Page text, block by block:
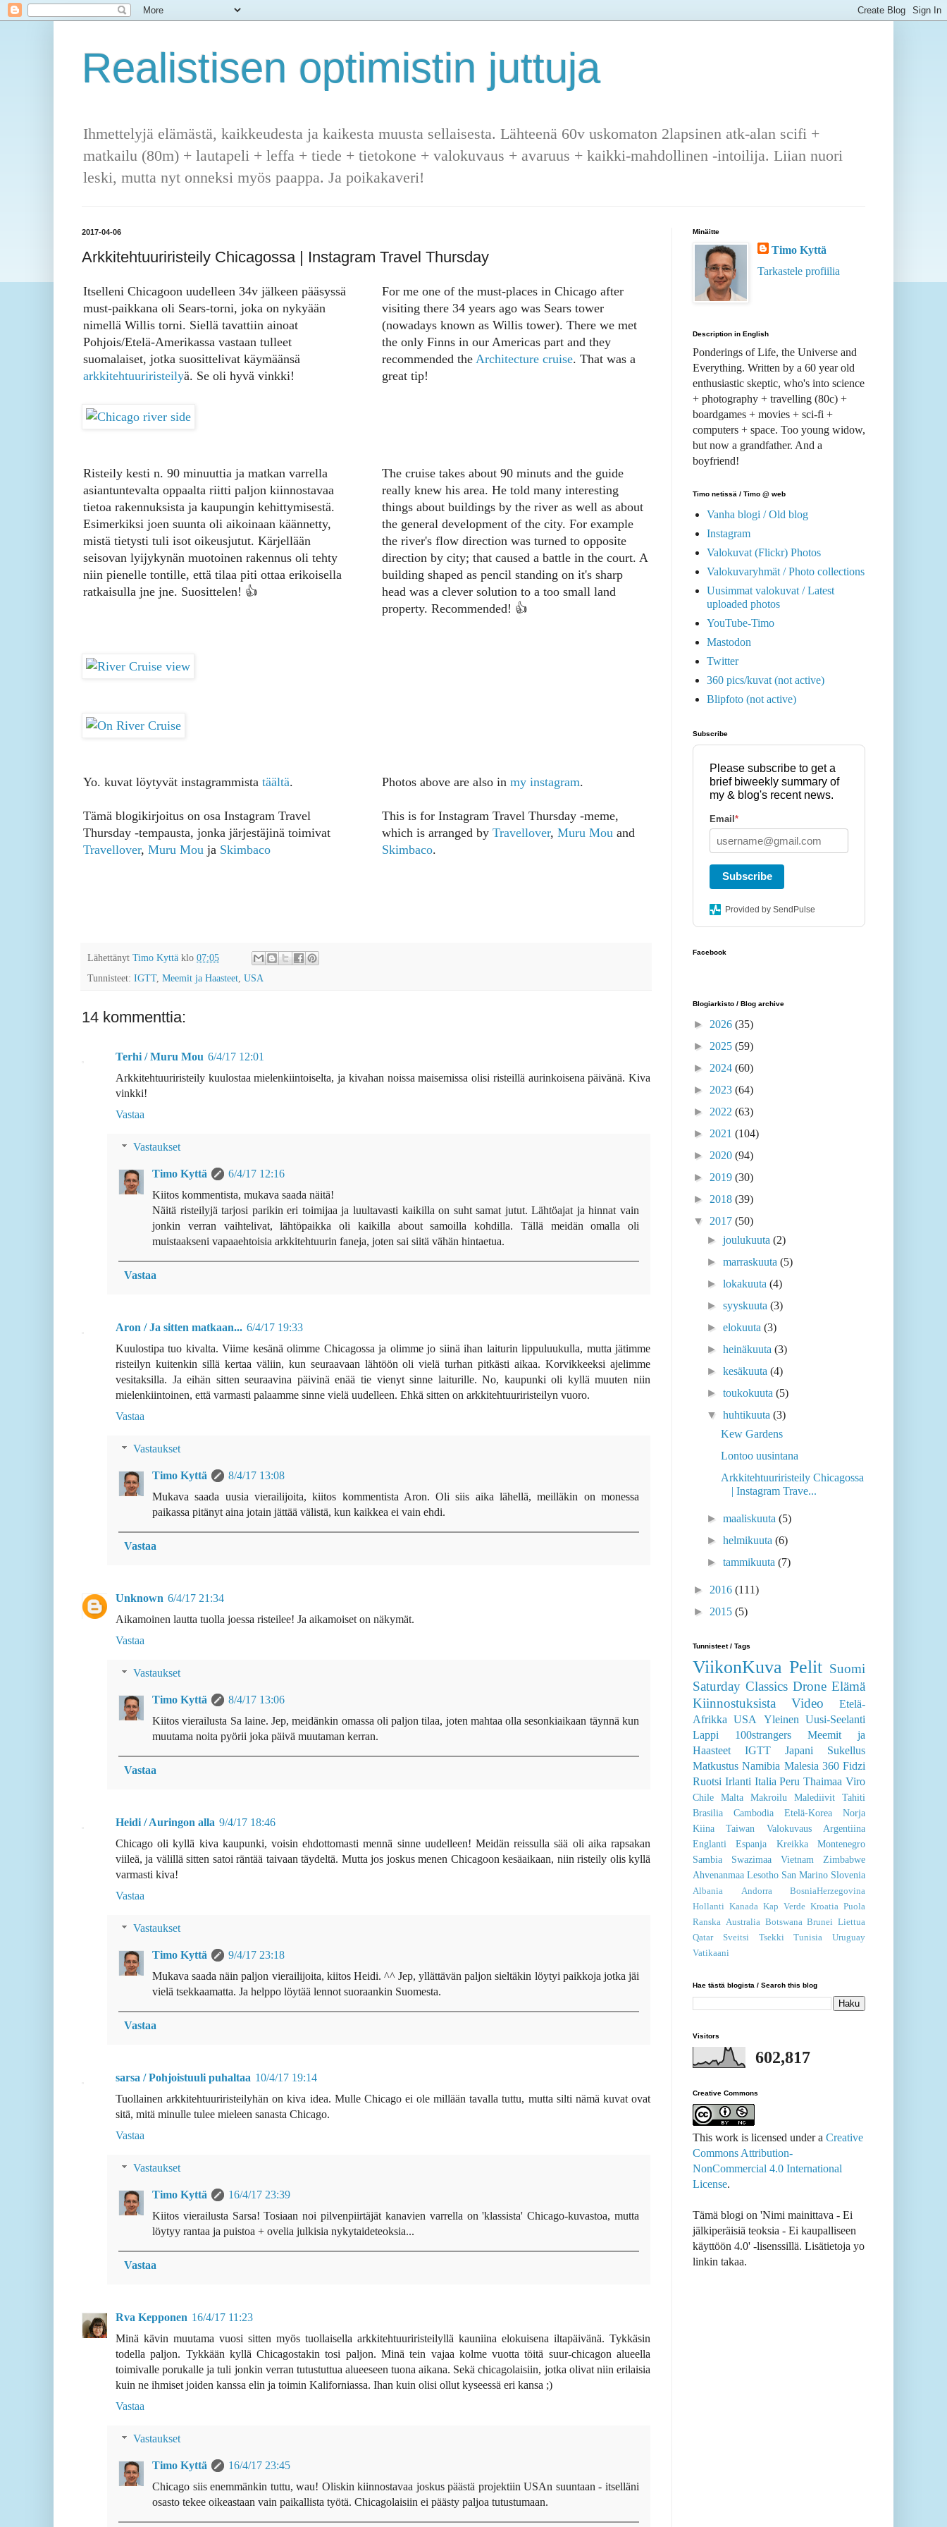
Realistisen optimistin juttuja
Ihmettelyjä elämästä, kaikkeudesta ja kaikesta muusta sellaisesta. Lähteenä 60v uskomaton 2lapsinen atk-alan scifi +
matkailu (80m) + lautapeli + leffa + tiede + tietokone + valokuvaus + avaruus + kaikki-mahdollinen -intoilija. Liian nuori
leski, mutta nyt onneksi myös paappa. Ja poikakaveri!
2017-04-06
Arkkitehtuuriristeily Chicagossa | Instagram Travel Thursday
Itselleni Chicagoon uudelleen 34v jälkeen pääsyssä
must-paikkana oli Sears-torni, joka on nykyään
nimellä Willis torni. Siellä tavattiin ainoat
Pohjois/Etelä-Amerikassa vastaan tulleet
suomalaiset, jotka suosittelivat käymäänsä
arkkitehtuuriristeilyä. Se oli hyvä vinkki!
For me one of the must-places in Chicago after
visiting there 34 years ago was Sears tower
(nowadays known as Willis tower). There we met
the only Finns in our Americas part and they
recommended the Architecture cruise. That was a
great tip!
Risteily kesti n. 90 minuuttia ja matkan varrella
asiantuntevalta oppaalta riitti paljon kiinnostavaa
tietoa rakennuksista ja kaupungin kehittymisestä.
Esimerkiksi joen suunta oli aikoinaan käännetty,
mistä tietysti tuli isot oikeusjutut. Kärjellään
seisovan lyijykynän muotoinen rakennus oli tehty
niin pienelle tontille, että tilaa piti ottaa erikoisella
ratkaisulla jne jne. Suosittelen! 👍
The cruise takes about 90 minuts and the guide
really knew his area. He told many interesting
things about buildings by the river as well as about
the general development of the city. For example
the river's flow direction was turned to opposite
direction by city; that caused a battle in the court. A
building shaped as pencil standing on it's sharp
head was a clever solution to a too small land
property. Recommended! 👍
Yo. kuvat löytyvät instagrammista täältä.
Tämä blogikirjoitus on osa Instagram Travel
Thursday -tempausta, jonka järjestäjinä toimivat
Travellover, Muru Mou ja Skimbaco
Photos above are also in my instagram.
This is for Instagram Travel Thursday -meme,
which is arranged by Travellover, Muru Mouand
Skimbaco.
Lähettänyt Timo Kyttä klo 07:05
Tunnisteet: IGTT, Meemit ja Haasteet, USA
14 kommenttia:
Terhi / Muru Mou 6/4/17 12:01
Arkkitehtuuriristeily kuulostaa mielenkiintoiselta, ja kivahan noissa maisemissa olisi risteillä aurinkoisena päivänä. Kiva
vinkki!
Vastaa
Vastaukset
Timo Kyttä
6/4/17 12:16
Kiitos kommentista, mukava saada näitä!
Näitä risteilyjä tarjosi parikin eri toimijaa ja luultavasti kaikilla on suht samat jutut. Lähtöajat ja hinnat vain
jonkin verran vaihtelivat, lähtöpaikka oli kaikilla about samoilla kohdilla. Tällä meidän omalla oli
muistaakseni vapaaehtoisia arkkitehtuurin faneja, joten sai siitä vähän hintaetua.
Vastaa
Aron / Ja sitten matkaan... 6/4/17 19:33
Kuulostipa tuo kivalta. Viime kesänä olimme Chicagossa ja olimme jo siinä ihan laiturin lippuluukulla, mutta jätimme
risteilyn kuitenkin sillä kertaa väliin, kun seuraavaan lähtöön oli vielä turhan pitkästi aikaa. Korvikkeeksi ajelimme
vesitaksilla. Ja eihän sitten seuraavina päivinä enää tie vienyt sinne laiturille. No, kaupunki oli kyllä muuten niin
mielenkiintoinen, että varmasti palaamme sinne vielä uudelleen. Ehkä sitten on arkkitehtuuriristeilyn vuoro.
Vastaa
Vastaukset
Timo Kyttä
8/4/17 13:08
Mukava saada uusia vierailijoita, kiitos kommentista Aron. Oli siis aika lähellä, meilläkin on monessa
paikassa pitänyt aina jotain jättää välistä, kun kaikkea ei vain ehdi.
Vastaa
Unknown 6/4/17 21:34
Aikamoinen lautta tuolla joessa risteilee! Ja aikamoiset on näkymät.
Vastaa
Vastaukset
Timo Kyttä
8/4/17 13:06
Kiitos vierailusta Sa laine. Jep, meidänkin omassa oli paljon tilaa, joten mahtaa olla sesonkiaikaan täynnä kun
muutama noita pyörii joka päivä muutaman kerran.
Vastaa
Heidi / Auringon alla 9/4/17 18:46
Chicago oli kyllä kiva kaupunki, voisin ehdottomasti mennä sinne uudelleen! Meidän reissulla sää oli aika rapsakan
viileä, ja välillä sitten satoi räntää taivaan täydeltä. Mutta jos joskus menen Chicagoon kesäaikaan, niin risteily olis kyllä
varmasti kiva!
Vastaa
Vastaukset
Timo Kyttä
9/4/17 23:18
Mukava saada näin paljon vierailijoita, kiitos Heidi. ^^ Jep, yllättävän paljon sieltäkin löytyi paikkoja jotka jäi
vielä tsekkaamatta. Ja helppo löytää lennot suoraankin Suomesta.
Vastaa
sarsa / Pohjoistuuli puhaltaa 10/4/17 19:14
Tuollainen arkkitehtuuriristeilyhän on kiva idea. Mulle Chicago ei ole millään tavalla tuttu, mutta silti nämä kuvat ovat
sitä, mitä minulle tulee mieleen sanasta Chicago.
Vastaa
Vastaukset
Timo Kyttä
16/4/17 23:39
Kiitos vierailusta Sarsa! Tosiaan noi pilvenpiirtäjät kanavien varrella on 'klassista' Chicago-kuvastoa, mutta
löytyy rantaa ja puistoa + ovelia julkisia nykytaideteoksia...
Vastaa
Rva Kepponen 16/4/17 11:23
Minä kävin muutama vuosi sitten myös tuollaisella arkkitehtuuriristeilyllä kauniina elokuisena iltapäivänä. Tykkäsin
todella paljon. Tykkään kyllä Chicagostakin tosi paljon. Minä tein vajaa kolme vuotta töitä suur-chicagon alueella
toimivalle porukalle ja tuli jonkin verran tutustuttua alueeseen tuona aikana. Sekä chicagolaisiin, jotka olivat niin erilaisia
kuin ne ihmiset joiden kanssa elin ja toimin Kaliforniassa. Ihan kuin olisi ollut kyseessä eri kansa ;)
Vastaa
Vastaukset
Timo Kyttä
16/4/17 23:45
Chicago siis enemmänkin tuttu, wau! Oliskin kiinnostavaa joskus päästä projektiin USAn suuntaan - itselläni
osasto tekee oikeastaan vain paikallista työtä. Chicagolaisiin ei päästy paljoa tutustumaan.
Minäitte
Timo Kyttä
Tarkastele profiilia
Description in English
Ponderings of Life, the Universe and
Everything. Written by a 60 year old
enthusiastic skeptic, who's into science
+ photography + travelling (80c) +
boardgames + movies + sci-fi +
computers + space. Too young widow,
but now a grandfather. And a
boyfriend!
Timo netissä / Timo @ web
Vanha blogi / Old blog
Instagram
Valokuvat (Flickr) Photos
Valokuvaryhmät / Photo collections
Uusimmat valokuvat / Latest
uploaded photos
YouTube-Timo
Mastodon
Twitter
360 pics/kuvat (not active)
Blipfoto (not active)
Subscribe
Please subscribe to get a
brief biweekly summary of
my & blog's recent news.
Email *
Subscribe
Provided by SendPulse
Facebook
Blogiarkisto / Blog archive
► 2026 (35)
► 2025 (59)
► 2024 (60)
► 2023 (64)
► 2022 (63)
► 2021 (104)
► 2020 (94)
► 2019 (30)
► 2018 (39)
▼ 2017 (50)
►joulukuuta(2)
►marraskuuta(5)
►lokakuuta(4)
►syyskuuta(3)
►elokuuta(3)
►heinäkuuta(3)
►kesäkuuta(4)
►toukokuuta(5)
▼huhtikuuta(3)
Kew Gardens
Lontoo uusintana
Arkkitehtuuriristeily Chicagossa
| Instagram Trave...
►maaliskuuta(5)
►helmikuuta(6)
►tammikuuta(7)
► 2016 (111)
► 2015 (5)
Tunnisteet / Tags
ViikonKuva Pelit Suomi
Saturday Classics Drone Elämä
Kiinnostuksista
Video
Etelä-
Afrikka
USA Yleinen Uusi-Seelanti
Lappi
100strangers
Meemit ja
Haasteet
IGTT Japani
Sukellus
Matkustus Namibia Malesia 360 Fidzi
Ruotsi Irlanti Italia Peru Thaimaa Viro
Chile Malta Makroilu Malediivit
Tahiti
Brasilia
Cambodia Etelä-Korea
Norja
Kiina
Taiwan Valokuvaus
Argentiina
Englanti
Espanja Kreikka
Montenegro
Sambia
Swazimaa Vietnam
Zimbabwe
Ahvenanmaa Lesotho San Marino Slovenia
Albania Andorra
BosniaHerzegovina
Hollanti Kanada Kap Verde Kroatia Puola
Ranska Australia Botswana Brunei Liettua
Qatar
Sveitsi Tsekki Tunisia
Uruguay
Vatikaani
Hae tästä blogista / Search this blog
Visitors
602,817
Creative Commons
This work is licensed under a Creative
Commons Attribution-
NonCommercial 4.0 International
License.
Tämä blogi on 'Nimi mainittava - Ei
jälkiperäisiä teoksia - Ei kaupalliseen
käyttöön 4.0' -lisenssillä. Lisätietoja yo
linkin takaa.